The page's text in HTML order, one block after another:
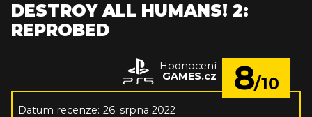
DESTROY ALL HUMANS! 2:
REPROBED
Hodnocení
GAMES.cz
8/10
Datum recenze: 26. srpna 2022